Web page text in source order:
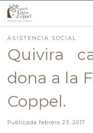
Skip to content
ASISTENCIA SOCIAL
Quivira
dona a la
Coppel.
Publicada febrero 23, 2017